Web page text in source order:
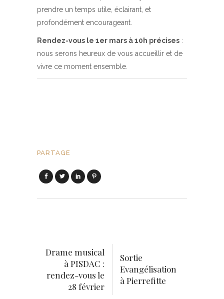
prendre un temps utile, éclairant, et
profondément encourageant.
Rendez-vous le 1er mars à 10h précises :
nous serons heureux de vous accueillir et de
vivre ce moment ensemble.
PARTAGE
Drame musical
à PISDAC :
rendez-vous le
28 février
Sortie
Evangélisation
à Pierrefitte